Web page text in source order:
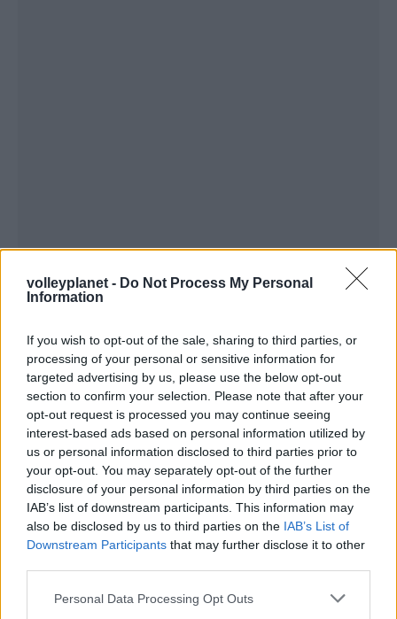
volleyplanet - Do Not Process My Personal
Information
If you wish to opt-out of the sale, sharing to third parties, or
processing of your personal or sensitive information for
targeted advertising by us, please use the below opt-out
section to confirm your selection. Please note that after your
opt-out request is processed you may continue seeing
interest-based ads based on personal information utilized by
us or personal information disclosed to third parties prior to
your opt-out. You may separately opt-out of the further
disclosure of your personal information by third parties on the
IAB’s list of downstream participants. This information may
also be disclosed by us to third parties on the IAB’s List of
Downstream Participants that may further disclose it to other
Please note that this website/app uses one or more Google
Personal Data Processing Opt Outs
ΡΟΗ ΕΙΔΗΣΕΩΝ
07/08/2026
«Αντίο» με ήττα για τις διεθνείς μας στο τουρνουά του
Ουρμπίνο
06/08/2026
Το πάλεψε μέχρι τέλους η Εθνική γυναικών κόντρα